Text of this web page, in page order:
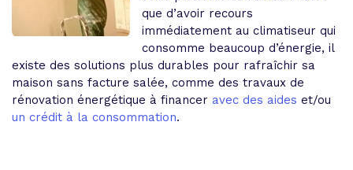
que d’avoir recours
immédiatement au climatiseur qui
consomme beaucoup d’énergie, il
existe des solutions plus durables pour rafraîchir sa
maison sans facture salée, comme des travaux de
rénovation énergétique à financer avec des aides et/ou
un crédit à la consommation.